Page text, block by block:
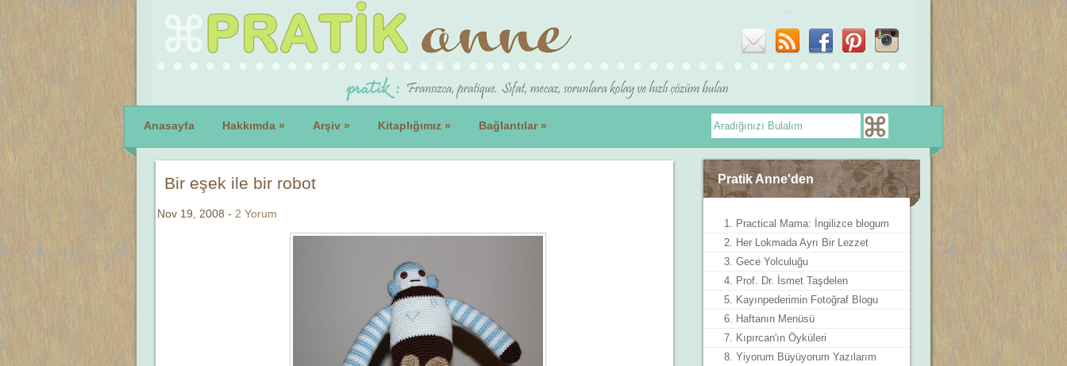
Anasayfa Hakkımda » Arşiv » Kitaplığımız » Bağlantılar»
Bir eşek ile bir robot
Nov 19, 2008 - 2 Yorum
Pratik Anne'den
1. Practical Mama: İngilizce blogum
2. Her Lokmada Ayrı Bir Lezzet
3. Gece Yolculuğu
4. Prof. Dr. İsmet Taşdelen
5. Kayınpederimin Fotoğraf Blogu
6. Haftanın Menüsü
7. Kıpırcan'ın Öyküleri
8. Yiyorum Büyüyorum Yazılarım